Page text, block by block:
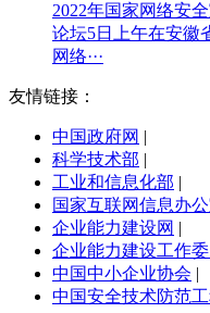
2022年国家网络安
论坛5日上午在安徽
网络···
友情链接：
中国政府网 |
科学技术部 |
工业和信息化部 |
国家互联网信息办
企业能力建设网 |
企业能力建设工作
中国中小企业协会 |
中国安全技术防范